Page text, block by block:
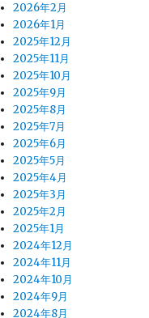
2026年2月
2026年1月
2025年12月
2025年11月
2025年10月
2025年9月
2025年8月
2025年7月
2025年6月
2025年5月
2025年4月
2025年3月
2025年2月
2025年1月
2024年12月
2024年11月
2024年10月
2024年9月
2024年8月